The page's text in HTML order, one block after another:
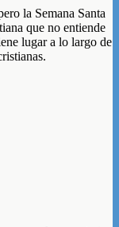
la Semana Santa
que no entiende
lugar a lo largo de